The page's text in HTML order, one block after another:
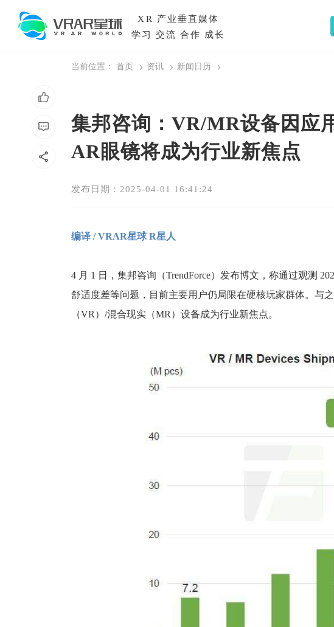
XR
产业垂直媒体
学习 交流 合作 成长
当前位置： 首页 资讯 新闻日历
集邦咨询：VR/MR设备因应
AR眼镜将成为行业新焦点
发布日期：2025-04-01 16:41:24
编译 / VRAR星球 R星人
4 月 1 日，集邦咨询（TrendForce）发布博文，称通过观测
舒适度差等问题，目前主要用户仍局限在硬核玩家群体。与
（VR）/混合现实（MR）设备成为行业新焦点。